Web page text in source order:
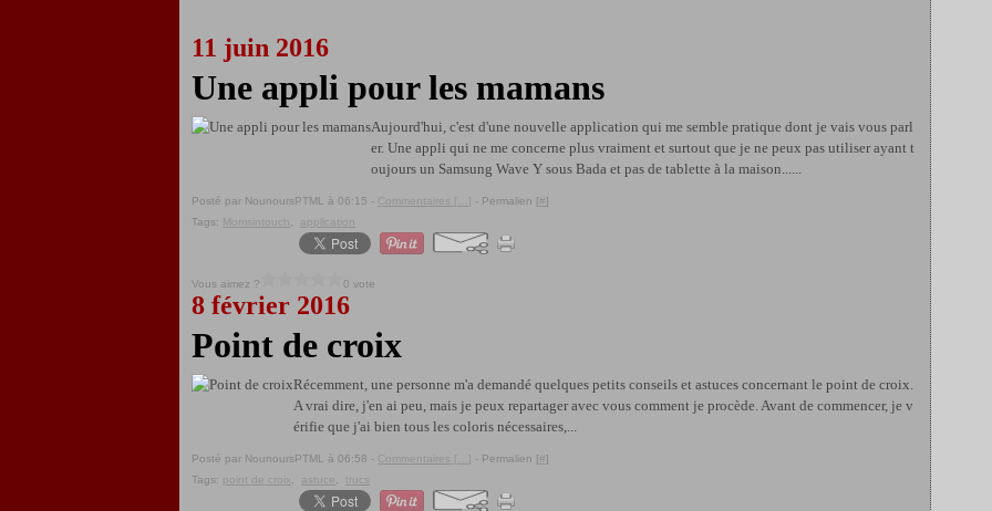
11 juin 2016
Une appli pour les mamans
Aujourd'hui, c'est d'une nouvelle application qui me semble pratique dont je vais vous parl
er. Une appli qui ne me concerne plus vraiment et surtout que je ne peux pas utiliser ayant t
oujours un Samsung Wave Y sous Bada et pas de tablette à la maison......
Posté par NounoursPTML à 06:15 - Commentaires [ ] - Permalien [#]
Tags: Momsintouch application
Vous aimez ? 0 vote
8 février 2016
Point de croix
Récemment, une personne m'a demandé quelques petits conseils et astuces concernant le point de croix.
A vrai dire, j'en ai peu, mais je peux repartager avec vous comment je procède. Avant de commencer, je v
érifie que j'ai bien tous les coloris nécessaires,...
Posté par NounoursPTML à 06:58 - Commentaires [ ] - Permalien [#]
Tags:
point de croix astuce trucs